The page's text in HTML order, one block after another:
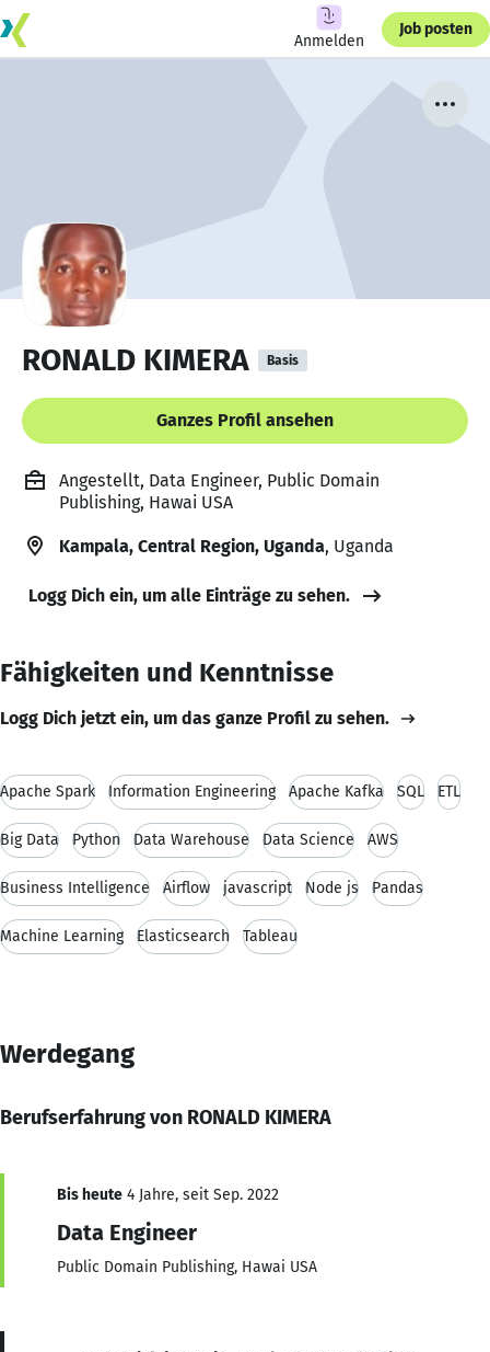
Anmelden
Job posten
RONALD KIMERA Basis
Ganzes Profil ansehen
Angestellt, Data Engineer, Public Domain
Publishing, Hawai USA
Kampala, Central Region, Uganda, Uganda
Logg Dich ein, um alle Einträge zu sehen.
Fähigkeiten und Kenntnisse
Logg Dich jetzt ein, um das ganze Profil zu sehen.
Apache Spark Information Engineering Apache Kafka SQL ETL
Big Data Python Data Warehouse Data Science AWS
Business Intelligence Airflow javascript Node js Pandas
Machine Learning Elasticsearch Tableau
Werdegang
Berufserfahrung von RONALD KIMERA
Bis heute 4 Jahre, seit Sep. 2022
Data Engineer
Public Domain Publishing, Hawai USA